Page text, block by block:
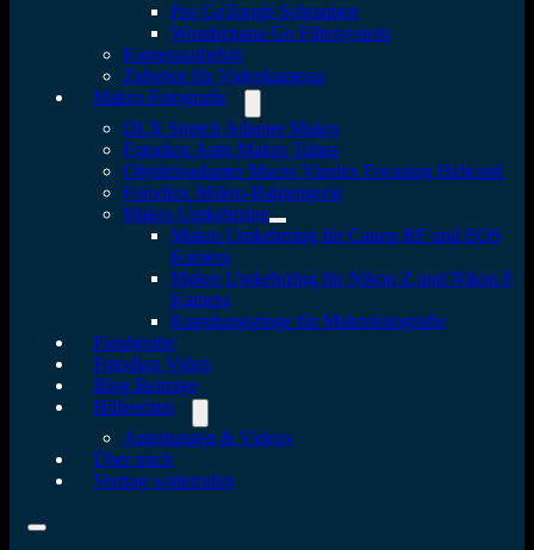
Pro GoTough Schrauben
Wonderpana Go Filtersystem
Kamerazubehör
Zubehör für Videokameras
Makro-Fotografie
DLX Stretch Adapter Makro
Fotodiox Auto Makro Tubus
Objektivadapter Macro Vizelex Focusing Helicoid
Fotodiox Makro-Balgengerät
Makro Umkehrring
Makro Umkehrring für Canon RF und EOS
Kamera
Makro Umkehrring für Nikon Z und Nikon F
Kamera
Kupplungsringe für Makrofotografie
Fundgrube
Fotodiox Video
Blog Beiträge
Hilfeseiten
Anleitungen & Videos
Über mich
Vertrag widerrufen